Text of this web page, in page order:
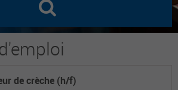
de crèche (h/f)